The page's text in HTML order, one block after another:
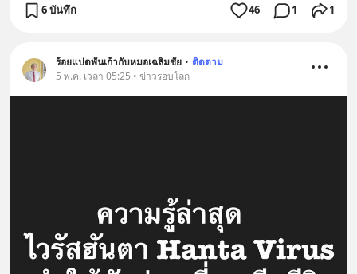
6 บันทึก 46 1 1
ร้อยแปดพันเก้ากับหมอเฉลิมชัย • ติดตาม
5 พ.ค. เวลา 05:25 • ข่าวรอบโลก